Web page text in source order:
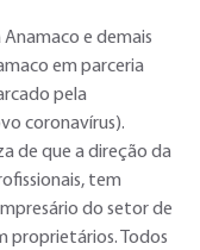
e demais
em parceria
pela
coronavírus).
de que a direção da
tem
do setor de
proprietários. Todos